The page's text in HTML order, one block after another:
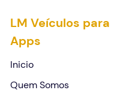
LM Veículos para
Apps
Inicio
Quem Somos
Continuar